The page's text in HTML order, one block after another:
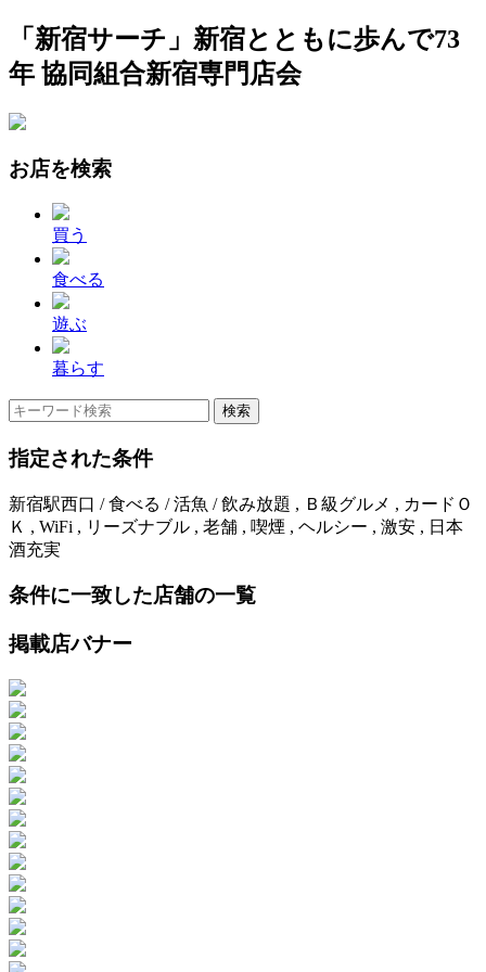
「新宿サーチ」新宿とともに歩んで73
年 協同組合新宿専門店会
お店を検索
買う
食べる
遊ぶ
暮らす
指定された条件
新宿駅西口 / 食べる / 活魚 / 飲み放題 , Ｂ級グルメ , カードＯ
Ｋ , WiFi , リーズナブル , 老舗 , 喫煙 , ヘルシー , 激安 , 日本
酒充実
条件に一致した店舗の一覧
掲載店バナー